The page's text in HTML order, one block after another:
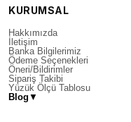
KURUMSAL
Hakkımızda
İletişim
Banka Bilgilerimiz
Ödeme Seçenekleri
Öneri/Bildirimler
Sipariş Takibi
Yüzük Ölçü Tablosu
Blog ▼